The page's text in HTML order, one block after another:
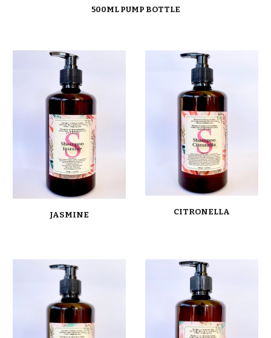
500ML PUMP BOTTLE
JASMINE CITRONELLA